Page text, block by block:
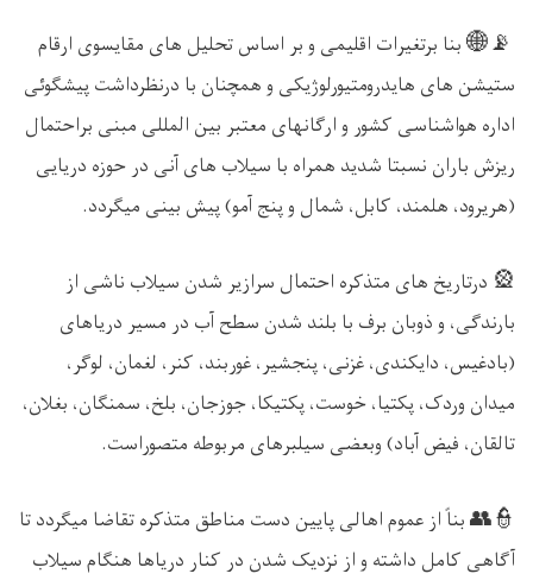
📡🌐بنا برتغیرات اقلیمی و بر اساس تحلیل های مقایسوی ارقام
ستیشن های هایدرومتیورلوژیکی و همچنان با درنظرداشت پیشگوئی
اداره هواشناسی کشور و ارگانهای معتبر بین المللی مبنی براحتمال
ریزش باران نسبتا شدید همراه با سیلاب های آنی در حوزه دریایی
(هریرود، هلمند، کابل، شمال و پنج آمو) پیش بینی میگردد.
🎡 درتاریخ های متذکره احتمال سرازیر شدن سیلاب ناشی از
بارندگی، و ذوبان برف با بلند شدن سطح آب در مسیر دریاهای
(بادغیس، دایکندی، غزنی، پنجشیر، غوربند، کنر، لغمان، لوگر،
میدان وردک، پکتیا، خوست، پکتیکا، جوزجان، بلخ، سمنگان، بغلان،
تالقان، فیض آباد) وبعضی سیلبرهای مربوطه متصوراست.
👮👥بناًاز عموماهالی پایین دست مناطق متذکره تقاضا میگردد تا
آگاهی کامل داشته و از نزدیک شدن در کنار دریاها هنگام سیلاب